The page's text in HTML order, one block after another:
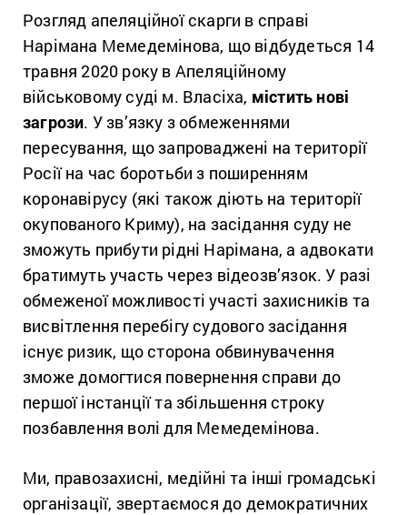
Розгляд апеляційної скарги в справі
Нарімана Мемедемінова, що відбудеться 14
травня 2020 року в Апеляційному
військовому суді м. Власіха, містить нові
загрози. У зв’язку з обмеженнями
пересування, що запроваджені на території
Росії на час боротьби з поширенням
коронавірусу (які також діють на території
окупованого Криму), на засідання суду не
зможуть прибути рідні Нарімана, а адвокати
братимуть участь через відеозв’язок. У разі
обмеженої можливості участі захисників та
висвітлення перебігу судового засідання
існує ризик, що сторона обвинувачення
зможе домогтися повернення справи до
першої інстанції та збільшення строку
позбавлення волі для Мемедемінова.
Ми, правозахисні, медійні та інші громадські
організації, звертаємося до демократичних